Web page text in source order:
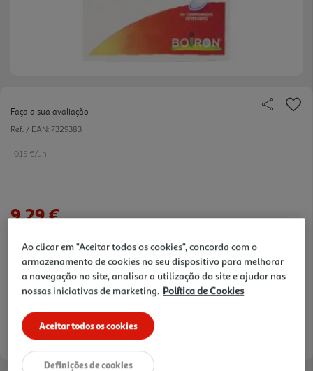
Faça a sua avaliação
Ref. / EAN: 7329383
0.15 €/un
9,29 €
Notas de preparação
Ao clicar em "Aceitar todos os cookies", concorda com o
armazenamento de cookies no seu dispositivo para melhorar
a navegação no site, analisar a utilização do site e ajudar nas
nossas iniciativas de marketing. Política de Cookies
Aceitar todos os cookies
Definições de cookies